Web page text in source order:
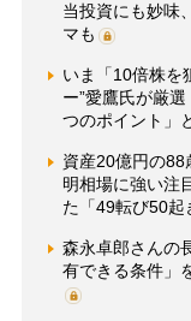
当投資にも妙味
マも
いま「10倍株を
ー”愛鷹氏が厳
つのポイント」
資産20億円の88
明相場に強い注
た「49転び50起
森永卓郎さんの
有できる条件」